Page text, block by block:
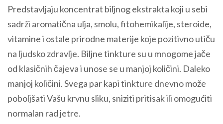
Predstavljaju koncentrat biljnog ekstrakta koji u sebi
sadrži aromatična ulja, smolu, fitohemikalije, steroide,
vitamine i ostale prirodne materije koje pozitivno utiču
na ljudsko zdravlje. Biljne tinkture su u mnogome jače
od klasičnih čajeva i unose se u manjoj količini. Daleko
manjoj količini. Svega par kapi tinkture dnevno može
poboljšati Vašu krvnu sliku, sniziti pritisak ili omogućiti
normalan rad jetre.